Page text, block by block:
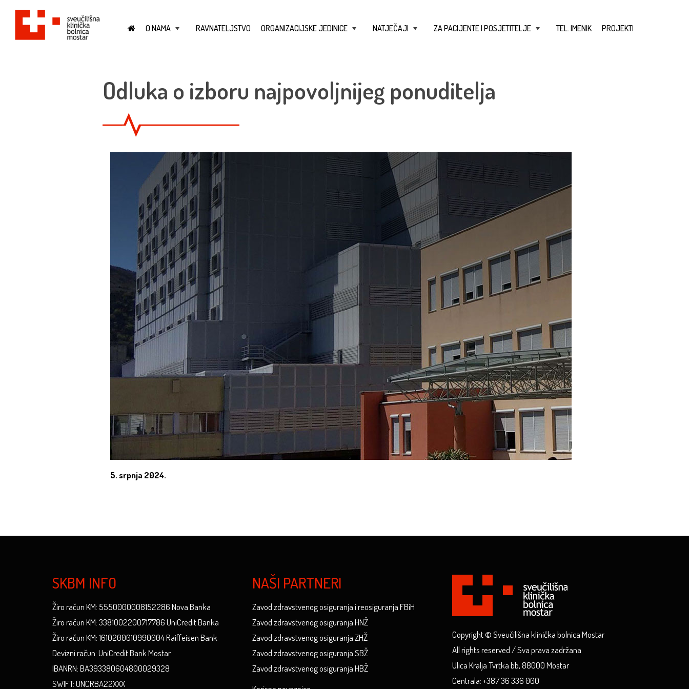
O NAMA RAVNATELJSTVO ORGANIZACIJSKE JEDINICE NATJEČAJI ZA PACIJENTE I POSJETITELJE TEL. IMENIK PROJEKTI
Odluka o izboru najpovoljnijeg ponuditelja
5. srpnja 2024.
SKBM INFO
Žiro račun KM: 5550000008152286 Nova Banka
Žiro račun KM: 3381002200717786 UniCredit Banka
Žiro račun KM: 1610200010990004 Raiffeisen Bank
Devizni račun: UniCredit Bank Mostar
IBANRN: BA393380604800029328
SWIFT: UNCRBA22XXX
NAŠI PARTNERI
Zavod zdravstvenog osiguranja i reosiguranja FBiH
Zavod zdravstvenog osiguranja HNŽ
Zavod zdravstvenog osiguranja ZHŽ
Zavod zdravstvenog osiguranja SBŽ
Zavod zdravstvenog osiguranja HBŽ
Copyright © Sveučilišna klinička bolnica Mostar
All rights reserved / Sva prava zadržana
Ulica Kralja Tvrtka bb, 88000 Mostar
Centrala: +387 36 336 000